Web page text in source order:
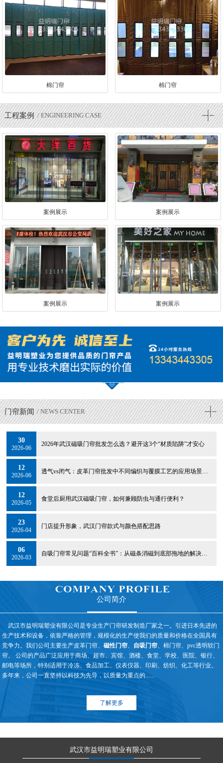
棉门帘 棉门帘
工程案例 / ENGINEERING CASE
案例展示 案例展示
案例展示 案例展示
门帘新闻 / NEWS CENTER
30
2026-06
2026年武汉磁吸门帘批发怎么选？避开这3个“材质陷阱”才安心
12
2026-06
透气vs闭气：皮革门帘批发中不同编织与覆膜工艺的应用场景选择
12
2026-05
食堂后厨用武汉磁吸门帘，如何兼顾防虫与通行便利？
23
2026-04
门店提升形象，武汉门帘款式与颜色搭配思路
06
2026-03
自吸门帘常见问题“百科全书”：从磁条消磁到底部拖地的解决方案
公司简介
武汉市益明瑞塑业有限公司是专业生产门帘研发制造厂家之一。引进日本先进的
生产技术和设备，依靠严格的管理，规模化的生产使我们的质量和价格在全国具有
竞争力。我们公司主要生产皮革门帘、磁性门帘、 自吸门帘、棉门帘、pvc透明软门
帘。 公司的产品广泛应用于商场、超市、宾馆、酒楼、食堂、学校、医院、银行、
邮电等场所，特别适用于冷冻、食品加工、仪表仪器、印刷、纺织、化工等行业。
多年来，公司一直坚持以科技为先导，以质量为重点的......
了解更多
武汉市益明瑞塑业有限公司